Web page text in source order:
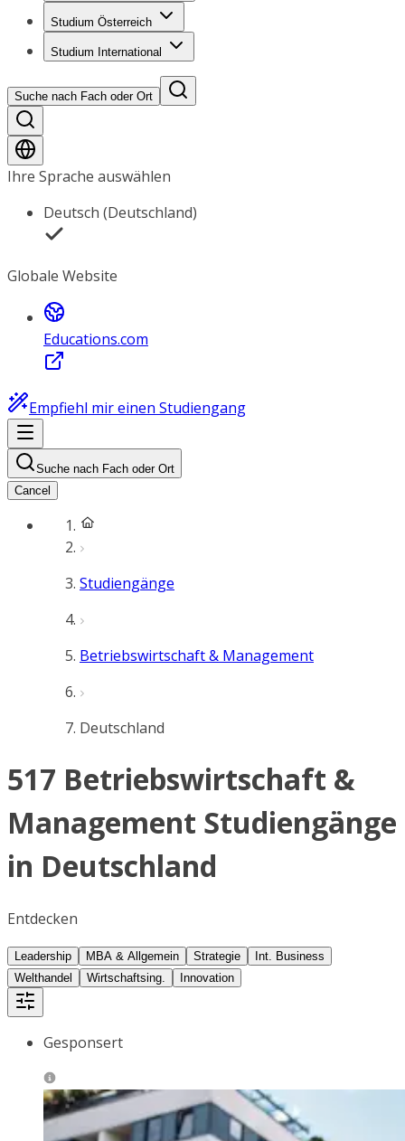
Studium Österreich
Studium International
Suche nach Fach oder Ort
Ihre Sprache auswählen
Deutsch (Deutschland)
Globale Website
Educations.com
Empfiehl mir einen Studiengang
Suche nach Fach oder Ort
Cancel
Studiengänge
Betriebswirtschaft & Management
Deutschland
517 Betriebswirtschaft &
Management Studiengänge
in Deutschland
Entdecken
Leadership MBA & Allgemein Strategie
Int. Business
Welthandel
Wirtschaftsing. Innovation
Gesponsert